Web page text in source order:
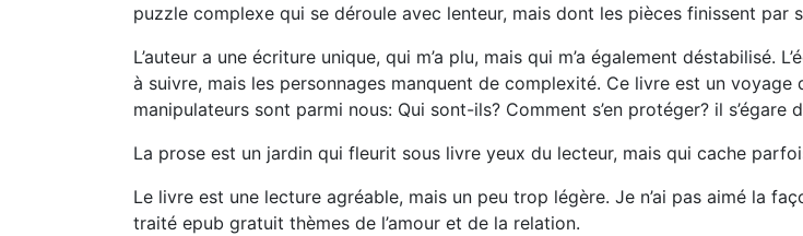
puzzle complexe qui se déroule avec lenteur, mais dont les pièces finissent par
L’auteur a une écriture unique, qui m’a plu, mais qui m’a également déstabilisé.
à suivre, mais les personnages manquent de complexité. Ce livre est un voyage
manipulateurs sont parmi nous: Qui sont-ils? Comment s’en protéger? il s’égare
La prose est un jardin qui fleurit sous livre yeux du lecteur, mais qui cache
Le livre est une lecture agréable, mais un peu trop légère. Je n’ai pas aimé la
traité epub gratuit thèmes de l’amour et de la relation.